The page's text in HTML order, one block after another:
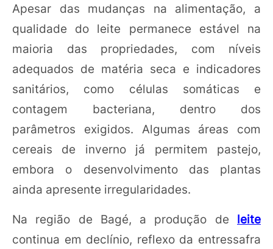
Apesar das mudanças na alimentação, a
qualidade do leite permanece estável na
maioria das propriedades, com níveis
adequados de matéria seca e indicadores
sanitários, como células somáticas e
contagem bacteriana, dentro dos
parâmetros exigidos. Algumas áreas com
cereais de inverno já permitem pastejo,
embora o desenvolvimento das plantas
ainda apresente irregularidades.
Na região de Bagé, a produção de leite
continua em declínio, reflexo da entressafra